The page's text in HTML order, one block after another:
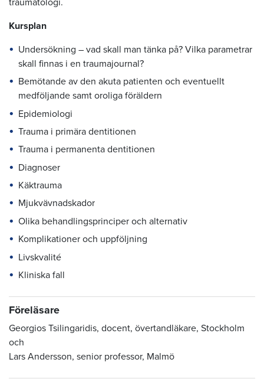
Kursplan
Undersökning – vad skall man tänka på? Vilka parametrar
skall finnas i en traumajournal?
Bemötande av den akuta patienten och eventuellt
medföljande samt oroliga föräldern
Epidemiologi
Trauma i primära dentitionen
Trauma i permanenta dentitionen
Diagnoser
Käktrauma
Mjukvävnadskador
Olika behandlingsprinciper och alternativ
Komplikationer och uppföljning
Livskvalité
Kliniska fall
Föreläsare
Georgios Tsilingaridis, docent, övertandläkare, Stockholm
och
Lars Andersson, senior professor, Malmö